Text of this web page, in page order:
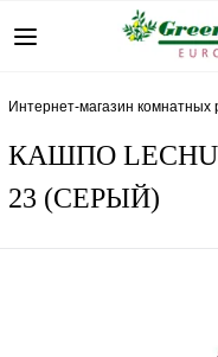
интернет-магазин
КАШПО
23 (СЕРЫЙ)